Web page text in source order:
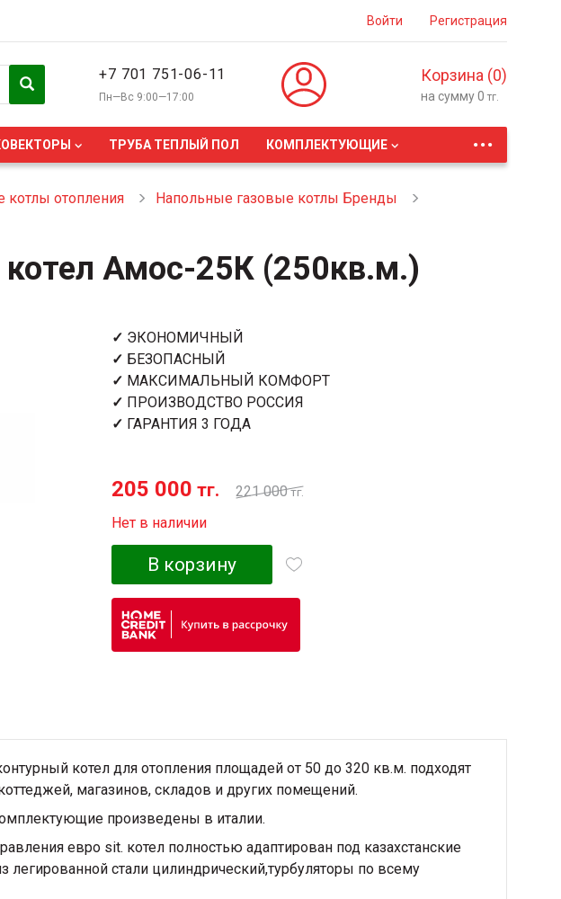
Войти Регистрация
+7 701 751-06-11
Пн—Вс 9:00—17:00
Корзина (0)
на сумму0 тг.
ТРУБА ТЕПЛЫЙ ПОЛ КОМПЛЕКТУЮЩИЕ ...
котлы отопления
Напольные газовые котлы Бренды
Амос-25К (250кв.м.)
✓ ЭКОНОМИЧНЫЙ
✓ БЕЗОПАСНЫЙ
✓ МАКСИМАЛЬНЫЙ КОМФОРТ
✓ ПРОИЗВОДСТВО РОССИЯ
✓ ГАРАНТИЯ 3 ГОДА
205 000 тг. 221 000тг.
Нет в наличии
В корзину
котел для отопления площадей от 50 до 320 кв.м. подходят
магазинов, складов и других помещений.
произведены в италии.
евро sit. котел полностью адаптирован под казахстанские
легированной стали цилиндрический,турбуляторы по всему